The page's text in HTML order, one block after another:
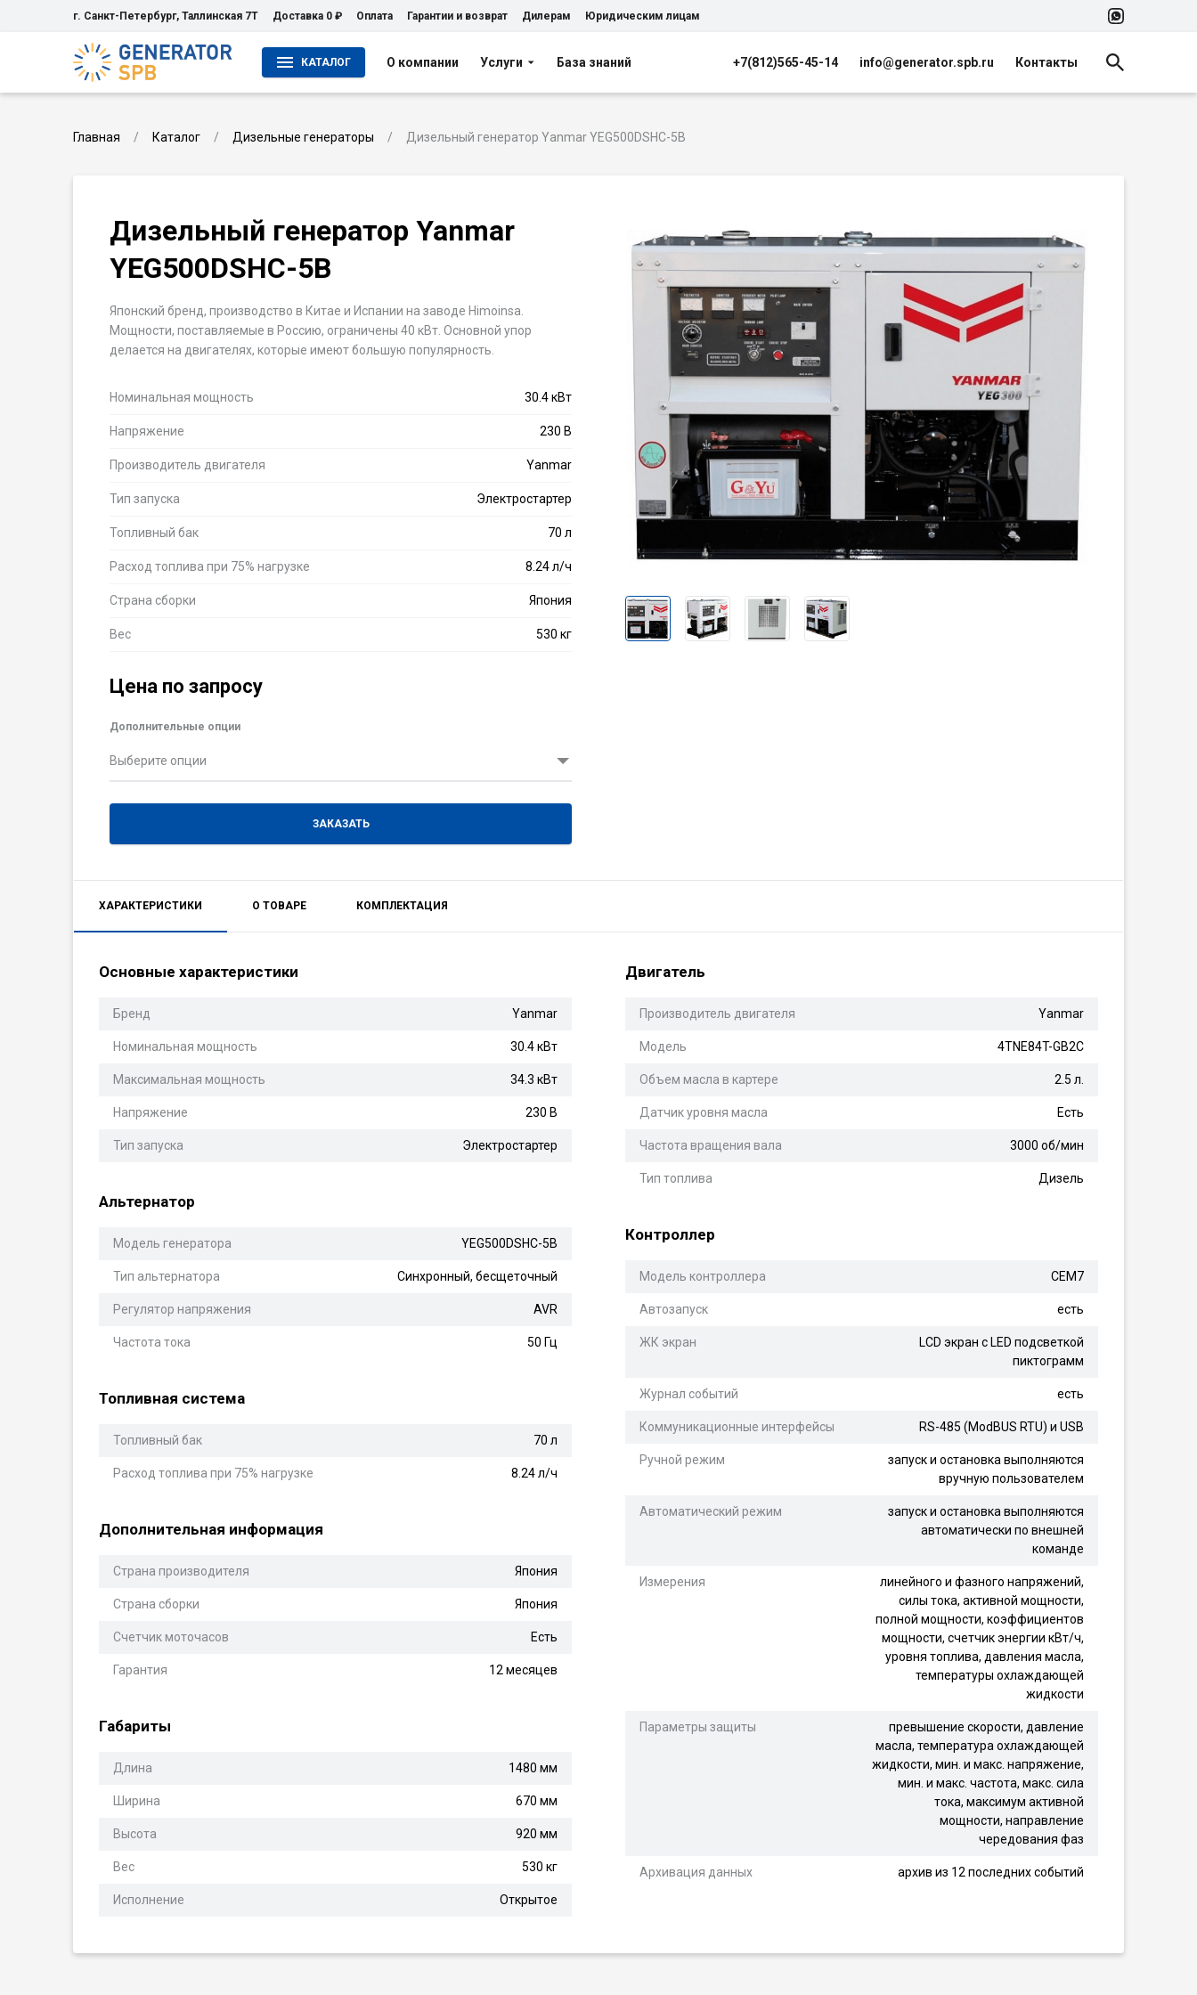
г. Санкт-Петербург, Таллинская 7Т Доставка 0 ₽ Оплата Гарантии и возврат Дилерам Юридическим лицам
КАТАЛОГ О компании Услуги База знаний +7(812)565-45-14 info@generator.spb.ru Контакты
Главная Каталог Дизельные генераторы Дизельный генератор Yanmar YEG500DSHC-5B
Дизельный генератор Yanmar
YEG500DSHC-5B
Японский бренд, производство в Китае и Испании на заводе Himoinsa.
Мощности, поставляемые в Россию, ограничены 40 кВт. Основной упор
делается на двигателях, которые имеют большую популярность.
Номинальная мощность 30.4 кВт
Напряжение 230 В
Производитель двигателя Yanmar
Тип запуска Электростартер
Топливный бак 70 л
Расход топлива при 75% нагрузке 8.24 л/ч
Страна сборки Япония
Вес 530 кг
Цена по запросу
Дополнительные опции
Выберите опции
ЗАКАЗАТЬ
ХАРАКТЕРИСТИКИ О ТОВАРЕ КОМПЛЕКТАЦИЯ
Основные характеристики
Бренд Yanmar
Номинальная мощность 30.4 кВт
Максимальная мощность 34.3 кВт
Напряжение 230 В
Тип запуска Электростартер
Двигатель
Производитель двигателя Yanmar
Модель 4TNE84T-GB2C
Объем масла в картере 2.5 л.
Датчик уровня масла Есть
Частота вращения вала 3000 об/мин
Тип топлива Дизель
Альтернатор
Модель генератора YEG500DSHC-5B
Тип альтернатора Синхронный, бесщеточный
Регулятор напряжения AVR
Частота тока 50 Гц
Контроллер
Модель контроллера СЕМ7
Автозапуск есть
ЖК экран
LCD экран с LED подсветкой
пиктограмм
Журнал событий есть
Коммуникационные интерфейсы RS-485 (ModBUS RTU) и USB
Ручной режим
запуск и остановка выполняются
вручную пользователем
Автоматический режим
запуск и остановка выполняются
автоматически по внешней
команде
Измерения
линейного и фазного напряжений,
силы тока, активной мощности,
полной мощности, коэффициентов
мощности, счетчик энергии кВт/ч,
уровня топлива, давления масла,
температуры охлаждающей
жидкости
Параметры защиты
превышение скорости, давление
масла, температура охлаждающей
жидкости, мин. и макс. напряжение,
мин. и макс. частота, макс. сила
тока, максимум активной
мощности, направление
чередования фаз
Архивация данных архив из 12 последних событий
Топливная система
Топливный бак 70 л
Расход топлива при 75% нагрузке 8.24 л/ч
Дополнительная информация
Страна производителя Япония
Страна сборки Япония
Счетчик моточасов Есть
Гарантия 12 месяцев
Габариты
Длина 1480 мм
Ширина 670 мм
Высота 920 мм
Вес 530 кг
Исполнение Открытое